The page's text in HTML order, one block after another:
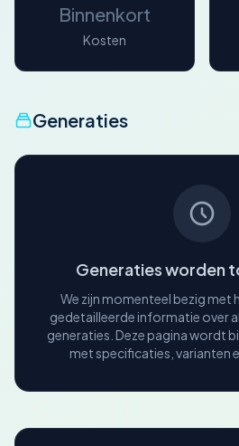
Binnenkort
Kosten
Generaties
Generaties worden
We zijn momenteel bezig met
gedetailleerde informatie over
generaties. Deze pagina wordt
met specificaties, varianten